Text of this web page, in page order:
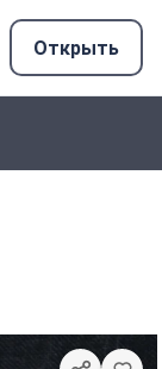
Открыть